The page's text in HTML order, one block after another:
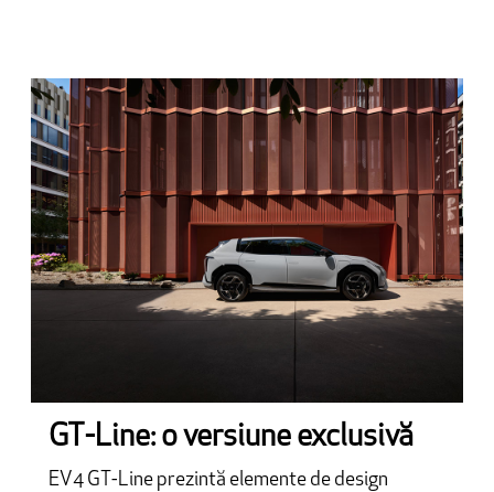
GT-Line: o versiune exclusivă
EV4 GT-Line prezintă elemente de design